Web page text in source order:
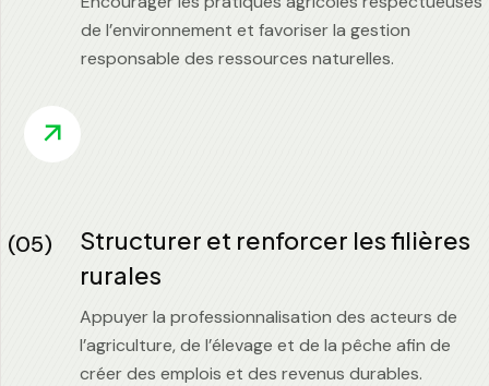
de l’environnement et favoriser la gestion
responsable des ressources naturelles.
(05)
Structurer et renforcer les filières
rurales
Appuyer la professionnalisation des acteurs de
l’agriculture, de l’élevage et de la pêche afin de
créer des emplois et des revenus durables.